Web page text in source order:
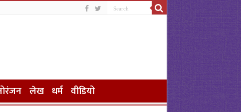
लेख धर्म वीडियो